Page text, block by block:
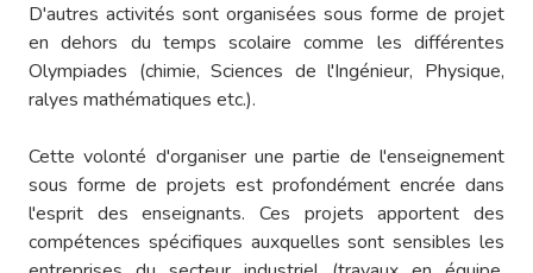
D'autres activités sont organisées sous forme de projet
en dehors du temps scolaire comme les différentes
Olympiades (chimie, Sciences de l'Ingénieur, Physique,
ralyes mathématiques etc.).
Cette volonté d'organiser une partie de l'enseignement
sous forme de projets est profondément encrée dans
l'esprit des enseignants. Ces projets apportent des
compétences spécifiques auxquelles sont sensibles les